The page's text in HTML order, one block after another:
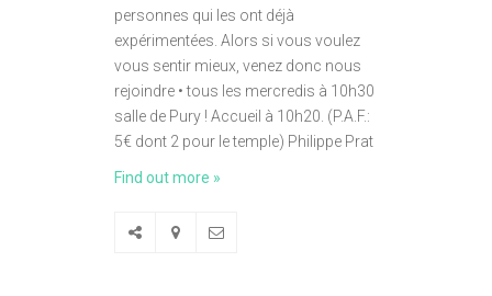
personnes qui les ont déjà
expérimentées. Alors si vous voulez
vous sentir mieux, venez donc nous
rejoindre • tous les mercredis à 10h30
salle de Pury ! Accueil à 10h20. (P.A.F.:
5€ dont 2 pour le temple) Philippe Prat
Find out more »